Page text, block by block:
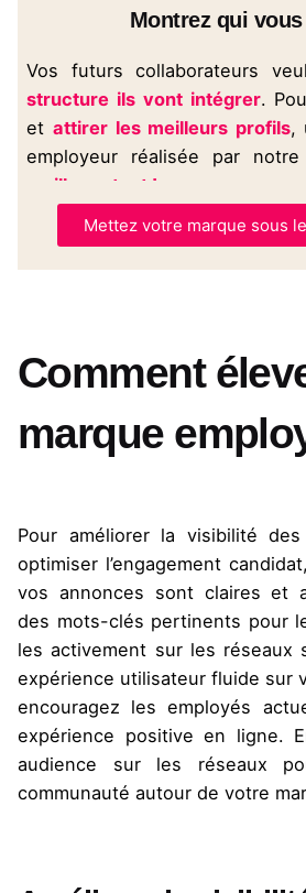
Montrez qui
Vos futurs collaborateurs
structure ils vont intégrer.
et attirer les meilleurs profils,
employeur réalisée par
meilleur atout !
Mettez votre marque sous
Comment
marque
Pour améliorer la visibilité
optimiser l’engagement
vos annonces sont claires et
des mots-clés pertinents pour
les activement sur les réseaux
expérience utilisateur fluide sur
encouragez les employés
expérience positive en ligne.
audience sur les réseaux
communauté autour de votre